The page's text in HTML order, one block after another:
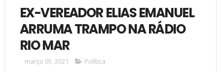
EX-VEREADOR ELIAS EMANUEL
ARRUMA TRAMPO NA RÁDIO
RIO MAR
março 05, 2021 Política